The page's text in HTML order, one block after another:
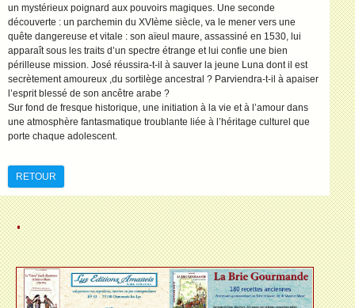
un mystérieux poignard aux pouvoirs magiques. Une seconde
découverte : un parchemin du XVIème siècle, va le mener vers une
quête dangereuse et vitale : son aïeul maure, assassiné en 1530, lui
apparaît sous les traits d’un spectre étrange et lui confie une bien
périlleuse mission. José réussira-t-il à sauver la jeune Luna dont il est
secrètement amoureux ,du sortilège ancestral ? Parviendra-t-il à apaiser
l’esprit blessé de son ancêtre arabe ?
Sur fond de fresque historique, une initiation à la vie et à l’amour dans
une atmosphère fantasmatique troublante liée à l’héritage culturel que
porte chaque adolescent.
RETOUR
.